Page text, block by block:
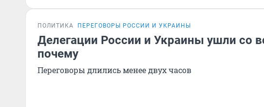
ПОЛИТИКА ПЕРЕГОВОРЫ РОССИИ И УКРАИНЫ
Делегации России и Украины ушли со
почему
Переговоры длились менее двух часов